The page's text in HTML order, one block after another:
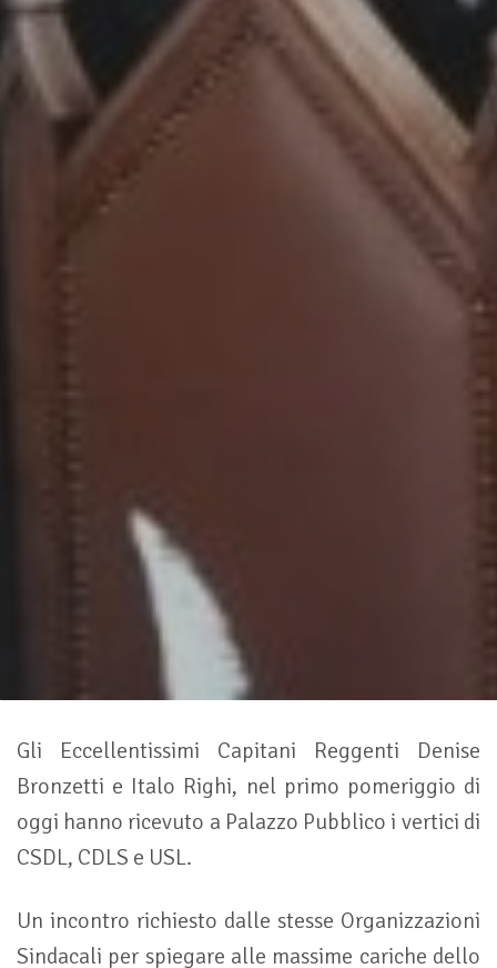
Gli Eccellentissimi Capitani Reggenti Denise
Bronzetti e Italo Righi, nel primo pomeriggio di
oggi hanno ricevuto a Palazzo Pubblico i vertici di
CSDL, CDLS e USL.
Un incontro richiesto dalle stesse Organizzazioni
Sindacali per spiegare alle massime cariche dello